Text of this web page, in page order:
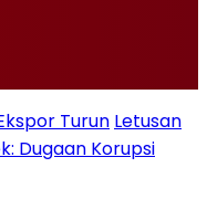
Turun Letusan
Dugaan Korupsi